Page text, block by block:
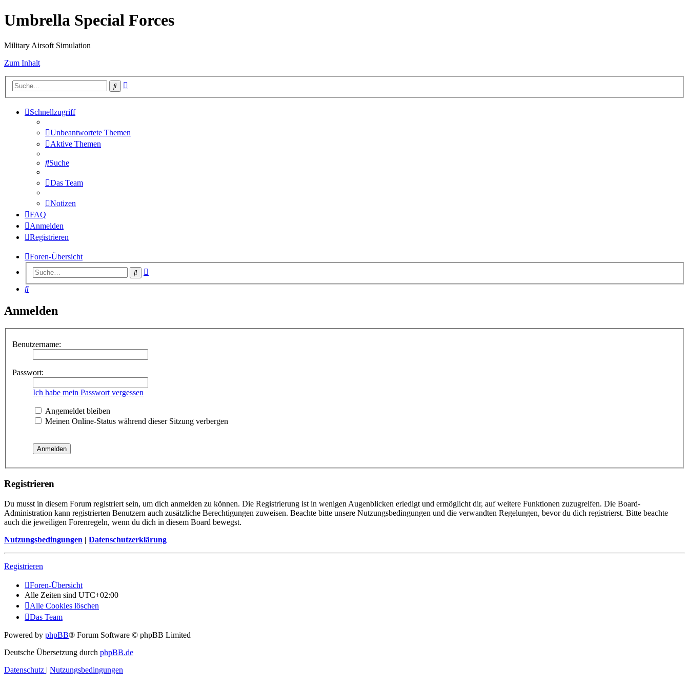
Umbrella Special Forces
Military Airsoft Simulation
Zum Inhalt
Suche
Schnellzugriff
Unbeantwortete Themen
Aktive Themen
Suche
Das Team
Notizen
FAQ
Anmelden
Registrieren
Foren-Übersicht
Suche
Suche
Anmelden
Benutzername:
Passwort:
Ich habe mein Passwort vergessen
Angemeldet bleiben
Meinen Online-Status während dieser Sitzung verbergen
Registrieren
Du musst in diesem Forum registriert sein, um dich anmelden zu können. Die Registrierung ist in wenigen Augenblicken erledigt und ermöglicht dir, auf weitere Funktionen zuzugreifen. Die Board-
Administration kann registrierten Benutzern auch zusätzliche Berechtigungen zuweisen. Beachte bitte unsere Nutzungsbedingungen und die verwandten Regelungen, bevor du dich registrierst. Bitte beachte
auch die jeweiligen Forenregeln, wenn du dich in diesem Board bewegst.
Nutzungsbedingungen | Datenschutzerklärung
Registrieren
Foren-Übersicht
Alle Zeiten sind UTC+02:00
Alle Cookies löschen
Das Team
Powered by phpBB® Forum Software © phpBB Limited
Deutsche Übersetzung durch phpBB.de
Datenschutz | Nutzungsbedingungen